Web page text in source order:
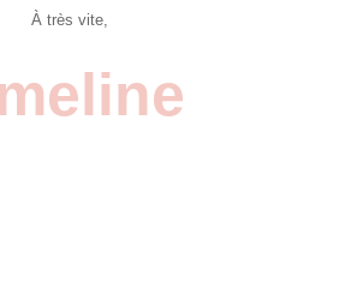
À très vite,